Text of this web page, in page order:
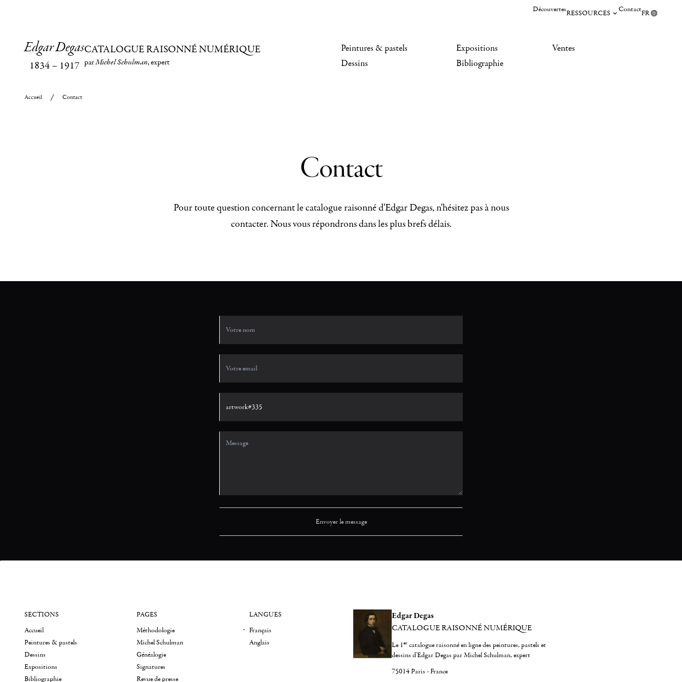
DécouvertesRESSOURCES ContactFR
Edgar Degas
1834– 1917
CATALOGUE RAISONNÉ NUMÉRIQUE
parMichel Schulman, expert
Peintures & pastels
Dessins
Expositions
Bibliographie
Ventes
Accueil Contact
Contact
Pour toute question concernant le catalogue raisonné d'Edgar Degas, n'hésitez pas à nous
contacter. Nous vous répondrons dans les plus brefs délais.
Edgar Degas
CATALOGUE RAISONNÉ NUMÉRIQUE
Le 1er catalogue raisonné en ligne des peintures, pastels et
dessins d'Edgar Degas par Michel Schulman, expert
75014 Paris - France
SECTIONS
Accueil
Peintures & pastels
Dessins
Expositions
Bibliographie
PAGES
Méthodologie
Michel Schulman
Généalogie
Signatures
Revue de presse
LANGUES
Français
Anglais